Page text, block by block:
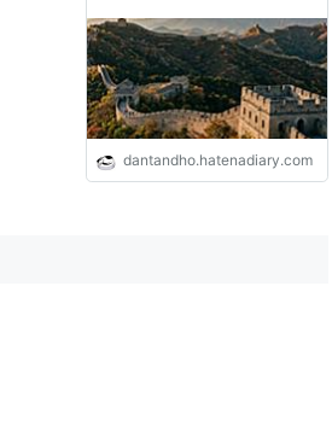
dantandho.hatenadiary.com